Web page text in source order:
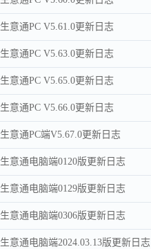
生意通PC V5.61.0更新日志
生意通PC V5.63.0更新日志
生意通PC V5.65.0更新日志
生意通PC V5.66.0更新日志
生意通PC端V5.67.0更新日志
生意通电脑端0120版更新日志
生意通电脑端0129版更新日志
生意通电脑端0306版更新日志
生意通电脑端2024.03.13版更新日志